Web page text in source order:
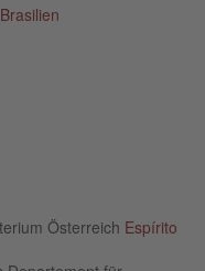
Brasilien
Österreich Espírito